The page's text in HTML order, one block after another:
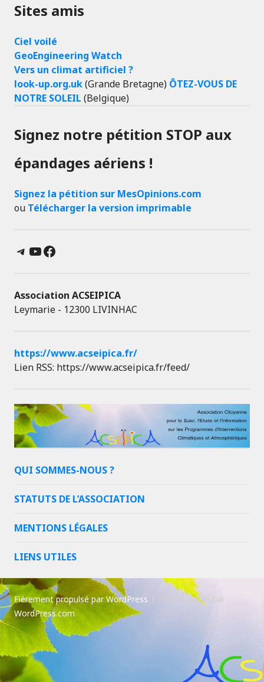
Sites amis
Ciel voilé
GeoEngineering Watch
Vers un climat artificiel ?
look-up.org.uk(Grande Bretagne) ÔTEZ-VOUS DE
NOTRE SOLEIL (Belgique)
Signez notre pétition STOP aux
épandages aériens !
Signez la pétition sur MesOpinions.com
ou Télécharger la version imprimable
Telegram
YouTube
Facebook
Association ACSEIPICA
Leymarie - 12300 LIVINHAC
https://www.acseipica.fr/
Lien RSS: https://www.acseipica.fr/feed/
QUI SOMMES-NOUS ?
STATUTS DE L’ASSOCIATION
MENTIONS LÉGALES
LIENS UTILES
Fièrement propulsé par WordPress
Thème Goran par
WordPress.com.